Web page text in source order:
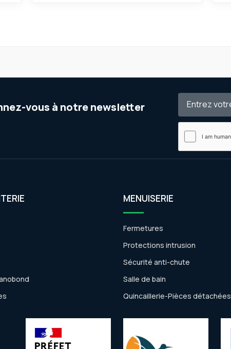
vous à notre newsletter
MENUISERIE
Fermetures
Protections intrusion
Sécurité anti-chute
Salle de bain
Quincaillerie-Pièces détachées